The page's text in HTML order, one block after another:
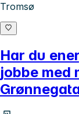
Tromsø
Har du
jobbe med